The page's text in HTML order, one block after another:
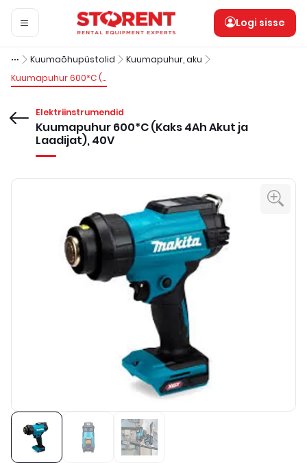
Logi sisse
Kuumaõhupüstolid
Kuumapuhur, aku
Kuumapuhur 600*C (Kaks 4Ah Akut ja Laadijat), 40V
Elektriinstrumendid
Kuumapuhur 600*C (Kaks 4Ah Akut ja
Laadijat), 40V